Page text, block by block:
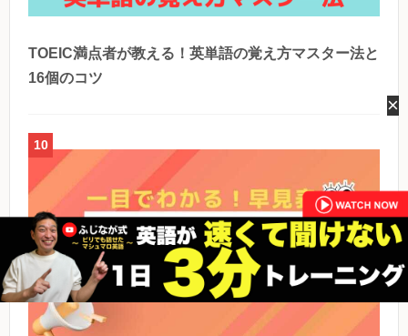
TOEIC満点者が教える！英単語の覚え方マスター法と
16個のコツ
10
×